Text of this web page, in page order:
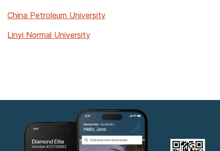
China Petroleum University
Linyi Normal University